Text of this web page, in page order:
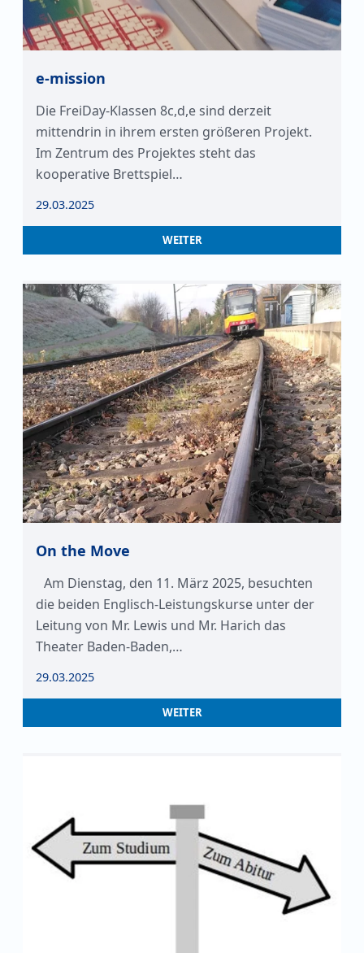
e-mission
Die FreiDay-Klassen 8c,d,e sind derzeit
mittendrin in ihrem ersten größeren Projekt.
Im Zentrum des Projektes steht das
kooperative Brettspiel…
29.03.2025
WEITER
On the Move
Am Dienstag, den 11. März 2025, besuchten
die beiden Englisch-Leistungskurse unter der
Leitung von Mr. Lewis und Mr. Harich das
Theater Baden-Baden,…
29.03.2025
WEITER